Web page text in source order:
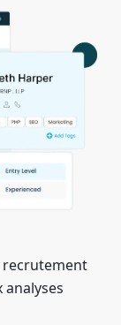
recrutement
analyses